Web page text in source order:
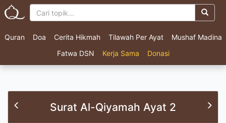
Quran Doa Cerita Hikmah Tilawah Per Ayat
Mushaf Madina
Fatwa DSN
Kerja Sama Donasi
Surat Al-Qiyamah Ayat 2